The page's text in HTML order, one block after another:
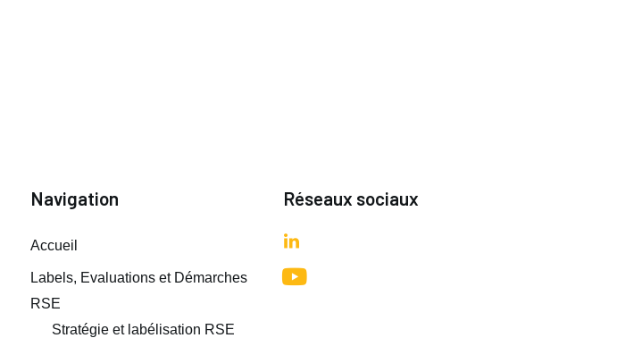
Navigation
Accueil
Labels, Evaluations et Démarches
RSE
Stratégie et labélisation RSE
Réseaux sociaux